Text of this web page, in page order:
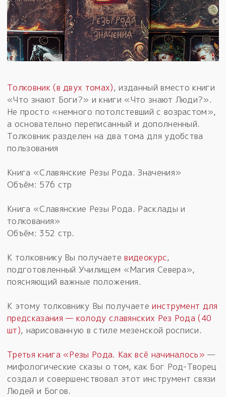
Толковник (в двух томах), изданный вместо книги
«Что знают Боги?» и книги «Что знают Люди?».
Не просто «немного потолстевший с возрастом»,
а основательно переписанный и дополненный.
Толковник разделен на два тома для удобства
пользования
Книга «Славянские Резы Рода. Значения»
Объём: 576 стр
Книга «Славянские Резы Рода. Расклады и
толкования»
Объём: 352 стр.
К толковнику Вы получаетевидеокурс,
подготовленный Училищем «Магия Севера»,
поясняющий важные положения.
К этому толковнику Вы получаетеинструмент для
предсказания — колоду славянских Рез Рода (40
шт), нарисованную в стиле мезенской росписи.
Третья книга «Резы Рода. Как всё начиналось» —
мифологические сказы о том, как Бог Род-Творец
создал и совершенствовал этот инструмент связи
Людей и Богов.